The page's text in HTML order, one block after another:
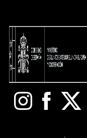
InstagramFacebook
X